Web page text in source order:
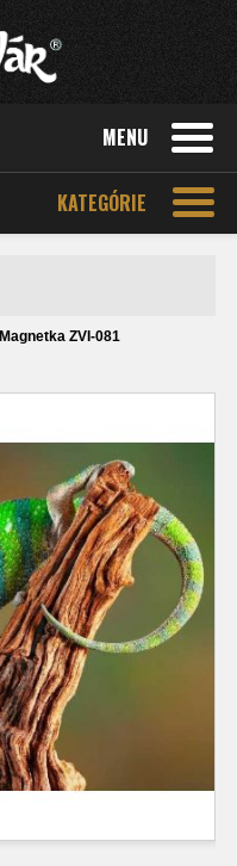
MENU
KATEGÓRIE
Magnetka ZVI-081